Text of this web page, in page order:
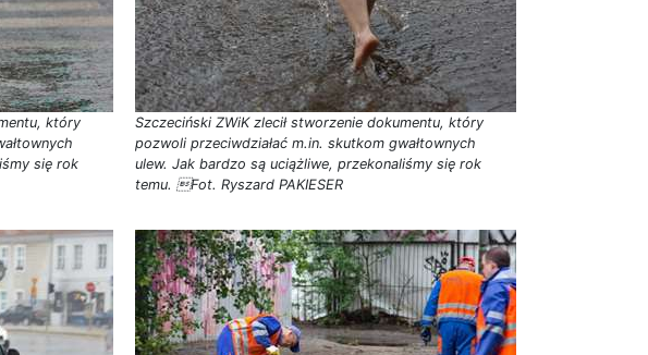
który
się rok
Szczeciński ZWiK zlecił stworzenie dokumentu, który
pozwoli przeciwdziałać m.in. skutkom gwałtownych
ulew. Jak bardzo są uciążliwe, przekonaliśmy się rok
temu. Fot. Ryszard PAKIESER